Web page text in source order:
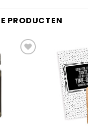
PRODUCTEN